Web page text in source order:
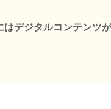
はデジタルコンテンツ